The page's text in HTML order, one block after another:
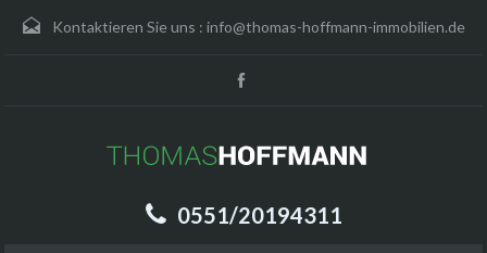
Kontaktieren Sie uns : info@thomas-hoffmann-immobilien.de
0551/20194311